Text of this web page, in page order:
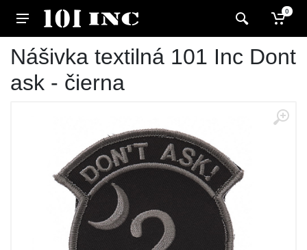
0
Nášivka textilná 101 Inc Dont
ask - čierna